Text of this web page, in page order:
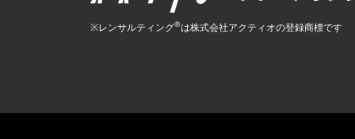
※レンサルティング®は株式会社アクティオの登録商標です